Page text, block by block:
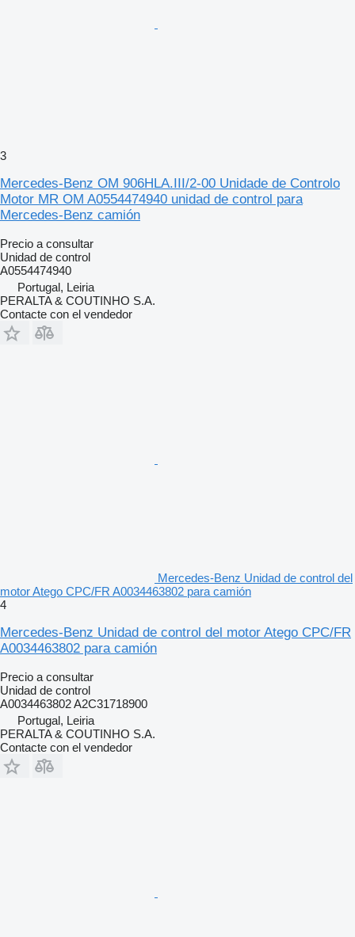
3
Mercedes-Benz OM 906HLA.III/2-00 Unidade de Controlo
Motor MR OM A0554474940 unidad de control para
Mercedes-Benz camión
Precio a consultar
Unidad de control
A0554474940
Portugal, Leiria
PERALTA & COUTINHO S.A.
Contacte con el vendedor
Mercedes-Benz Unidad de control del
motor Atego CPC/FR A0034463802 para camión
4
Mercedes-Benz Unidad de control del motor Atego CPC/FR
A0034463802 para camión
Precio a consultar
Unidad de control
A0034463802 A2C31718900
Portugal, Leiria
PERALTA & COUTINHO S.A.
Contacte con el vendedor